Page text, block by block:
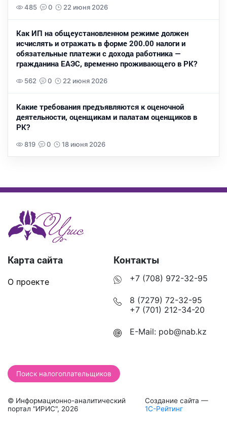
485 0 22 июня 2026
Как ИП на общеустановленном режиме должен
исчислять и отражать в форме 200.00 налоги и
обязательные платежи с дохода работника —
гражданина ЕАЭС, временно проживающего в РК?
562 0 22 июня 2026
Какие требования предъявляются к оценочной
деятельности, оценщикам и палатам оценщиков в
РК?
819 0 18 июня 2026
Карта сайта
О проекте
Контакты
+7 (708) 972-32-95
8 (7279) 72-32-95
+7 (701) 212-34-20
E-Mail: pob@nab.kz
Поиск налогоплательщиков
© Информационно-аналитический
портал "ИРИС", 2026
Создание сайта —
1С-Рейтинг